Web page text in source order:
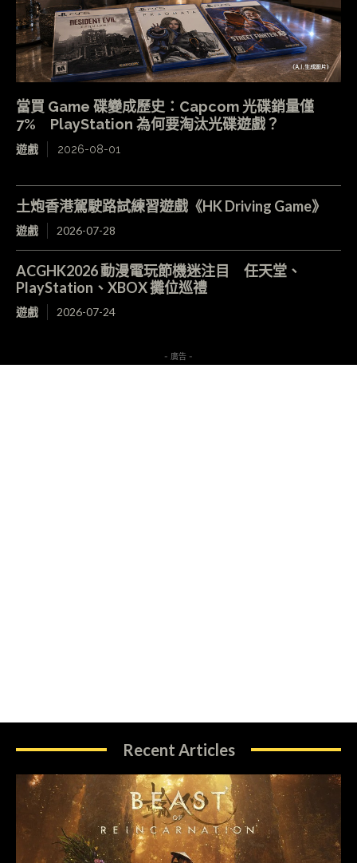
當買 Game 碟變成歷史：Capcom 光碟銷量僅
7% PlayStation 為何要淘汰光碟遊戲？
遊戲 2026-08-01
土炮香港駕駛路試練習遊戲《HK Driving Game》
遊戲 2026-07-28
ACGHK2026 動漫電玩節機迷注目 任天堂、
PlayStation、XBOX 攤位巡禮
遊戲 2026-07-24
- 廣告 -
Recent Articles